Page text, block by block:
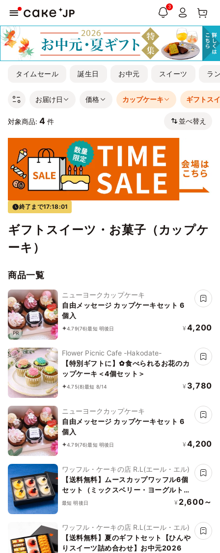
3
タイムセール 誕生日 お中元 スイーツ ラ
お届け日 価格 カップケーキ ギフトス
対象商品: 4 件 並べ替え
終了まで17:18:00
ギフトスイーツ・お菓子（カップケ
ーキ）
商品一覧
PR
ニューヨークカップケーキ
自由メッセージ カップケーキセット 6
個入
4.79(76)最短 明後日 ¥ 4,200
Flower Picnic Cafe -Hakodate-
【特別ギフトに】✿食べられるお花のカ
ップケーキ＜4個セット＞
4.75(8)最短 8/14 ¥ 3,780
ニューヨークカップケーキ
自由メッセージ カップケーキセット 6
個入
4.79(76)最短 明後日 ¥ 4,200
ワッフル・ケーキの店 R.L(エール・エル)
【送料無料】ムースカップワッフル6個
セット（ミックスベリー・ヨーグルトピ
ーチ・マンゴー）お中元2026
最短 明後日 ¥ 2,600～
ワッフル・ケーキの店 R.L(エール・エル)
【送料無料】夏のギフトセット【ひんや
りスイーツ詰め合わせ】お中元2026